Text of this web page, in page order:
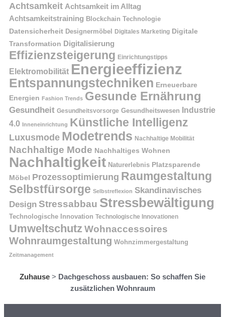
Achtsamkeit Achtsamkeit im Alltag
Achtsamkeitstraining Blockchain Technologie
Datensicherheit Designermöbel Digitales Marketing Digitale
Transformation Digitalisierung
Effizienzsteigerung Einrichtungstipps
Elektromobilität Energieeffizienz
Entspannungstechniken Erneuerbare
Energien Fashion Trends Gesunde Ernährung
Gesundheit Gesundheitsvorsorge Gesundheitswesen Industrie
4.0
Inneneinrichtung Künstliche Intelligenz
Luxusmode Modetrends Nachhaltige Mobilität
Nachhaltige Mode Nachhaltiges Wohnen
Nachhaltigkeit Naturerlebnis Platzsparende
Möbel
Prozessoptimierung Raumgestaltung
Selbstfürsorge Selbstreflexion Skandinavisches
Design Stressabbau Stressbewältigung
Technologische Innovation Technologische Innovationen
Umweltschutz Wohnaccessoires
Wohnraumgestaltung Wohnzimmergestaltung
Zeitmanagement
Zuhause > Dachgeschoss ausbauen: So schaffen Sie
zusätzlichen Wohnraum